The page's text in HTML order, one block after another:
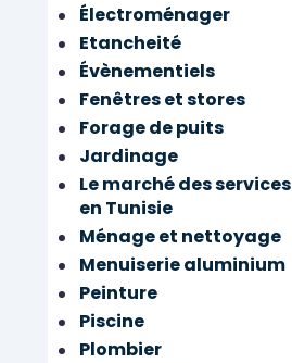
Électroménager
Etancheité
Évènementiels
Fenêtres et stores
Forage de puits
Jardinage
Le marché des
en Tunisie
Ménage et nettoyage
Menuiserie aluminium
Peinture
Piscine
Plombier